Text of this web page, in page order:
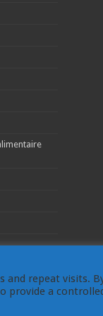
and repeat visits.
provide a